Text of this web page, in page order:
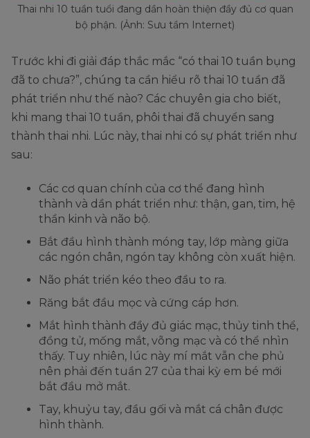
Thai nhi 10 tuần tuổi đang dần hoàn thiện đầy đủ cơ quan
bộ phận. (Ảnh: Sưu tầm Internet)
Trước khi đi giải đáp thắc mắc “có thai 10 tuần bụng
đã to chưa?”, chúng ta cần hiểu rõ thai 10 tuần đã
phát triển như thế nào? Các chuyên gia cho biết,
khi mang thai 10 tuần, phôi thai đã chuyển sang
thành thai nhi. Lúc này, thai nhi có sự phát triển như
sau:
Các cơ quan chính của cơ thể đang hình
thành và dần phát triển như: thận, gan, tim, hệ
thần kinh và não bộ.
Bắt đầu hình thành móng tay, lớp màng giữa
các ngón chân, ngón tay không còn xuất hiện.
Não phát triển kéo theo đầu to ra.
Răng bắt đầu mọc và cứng cáp hơn.
Mắt hình thành đầy đủ giác mạc, thủy tinh thể,
đồng tử, mống mắt, võng mạc và có thể nhìn
thấy. Tuy nhiên, lúc này mí mắt vẫn che phủ
nên phải đến tuần 27 của thai kỳ em bé mới
bắt đầu mở mắt.
Tay, khuỷu tay, đầu gối và mắt cá chân được
hình thành.